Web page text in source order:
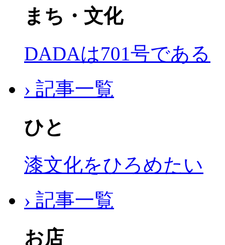
まち・文化
DADAは701号である
› 記事一覧
ひと
漆文化をひろめたい
› 記事一覧
お店